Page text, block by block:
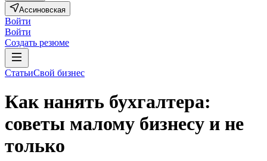
Ассиновская
Войти
Войти
Создать резюме
СтатьиСвой бизнес
Как нанять бухгалтера:
советы малому бизнесу и не
только